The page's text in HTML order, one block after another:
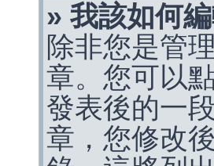
» 我該如何
除非您是管
章。您可以
發表後的一
章，您修改